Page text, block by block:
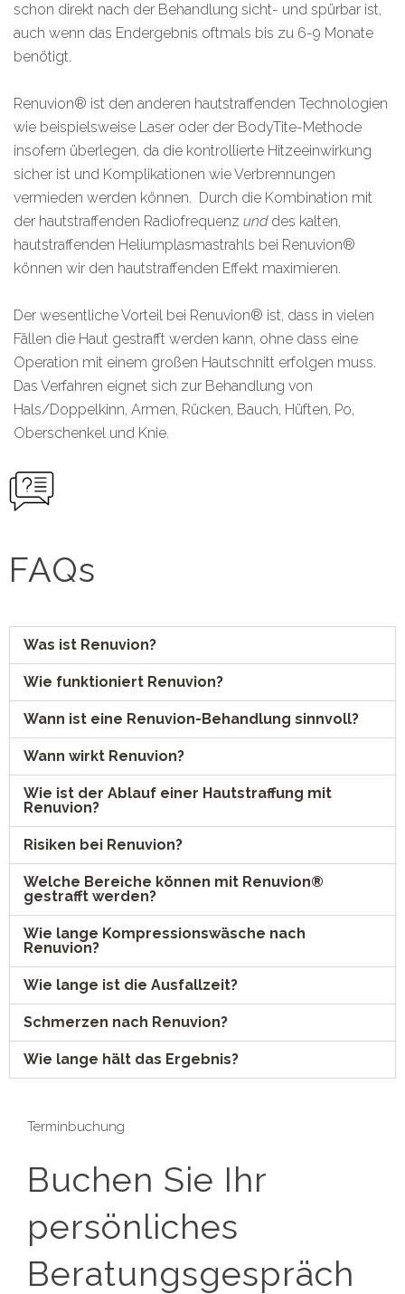
schon direkt nach der Behandlung sicht- und spürbar ist,
auch wenn das Endergebnis oftmals bis zu 6-9 Monate
benötigt.
Renuvion® ist den anderen hautstraffenden Technologien
wie beispielsweise Laser oder der BodyTite-Methode
insofern überlegen, da die kontrollierte Hitzeeinwirkung
sicher ist und Komplikationen wie Verbrennungen
vermieden werden können. Durch die Kombination mit
der hautstraffenden Radiofrequenz unddes kalten,
hautstraffenden Heliumplasmastrahls bei Renuvion®
können wir den hautstraffenden Effekt maximieren.
Der wesentliche Vorteil bei Renuvion® ist, dass in vielen
Fällen die Haut gestrafft werden kann, ohne dass eine
Operation mit einem großen Hautschnitt erfolgen muss.
Das Verfahren eignet sich zur Behandlung von
Hals/Doppelkinn, Armen, Rücken, Bauch, Hüften, Po,
Oberschenkel und Knie.
FAQs
Was ist Renuvion?
Wie funktioniert Renuvion?
Wann ist eine Renuvion-Behandlung sinnvoll?
Wann wirkt Renuvion?
Wie ist der Ablauf einer Hautstraffung mit
Renuvion?
Risiken bei Renuvion?
Welche Bereiche können mit Renuvion®
gestrafft werden?
Wie lange Kompressionswäsche nach
Renuvion?
Wie lange ist die Ausfallzeit?
Schmerzen nach Renuvion?
Wie lange hält das Ergebnis?
Terminbuchung
Buchen Sie Ihr
persönliches
Beratungsgespräch